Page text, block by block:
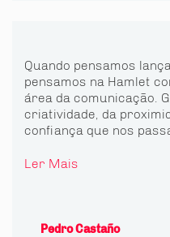
Quando pensamos
pensamos na Hamlet
área da comunicação.
criatividade, da
confiança que nos
Ler Mais
Pedro Castaño